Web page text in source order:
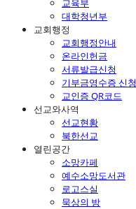
대학청년부
교회행정
교회행정안내
온라인헌금
서류발급신청
기부금영수증 신청
교인증 QR코드
선교와사역
선교현황
북한선교
열린공간
소망카페
예수소망도서관
로고스실
묵상의 방